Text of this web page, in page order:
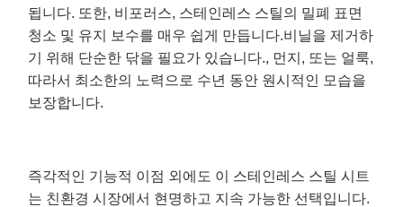
됩니다. 또한, 비포러스, 스테인레스 스틸의 밀폐 표면
청소 및 유지 보수를 매우 쉽게 만듭니다.비닐을 제거하
기 위해 단순한 닦을 필요가 있습니다., 먼지, 또는 얼룩,
따라서 최소한의 노력으로 수년 동안 원시적인 모습을
보장합니다.
즉각적인 기능적 이점 외에도 이 스테인레스 스틸 시트
는 친환경 시장에서 현명하고 지속 가능한 선택입니다.